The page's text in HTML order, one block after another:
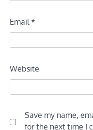
Email *
Website
Save my name,
for the next time I